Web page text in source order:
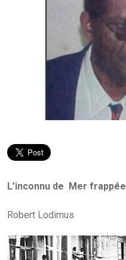
L’inconnu de Mer frappée
Robert Lodimus